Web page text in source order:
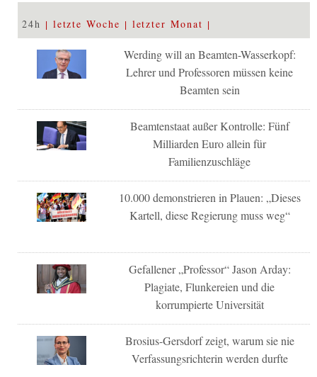
24h letzte Woche letzter Monat
Werding will an Beamten-Wasserkopf:
Lehrer und Professoren müssen keine
Beamten sein
Beamtenstaat außer Kontrolle: Fünf
Milliarden Euro allein für
Familienzuschläge
10.000 demonstrieren in Plauen: „Dieses
Kartell, diese Regierung muss weg“
Gefallener „Professor“ Jason Arday:
Plagiate, Flunkereien und die
korrumpierte Universität
Brosius-Gersdorf zeigt, warum sie nie
Verfassungsrichterin werden durfte